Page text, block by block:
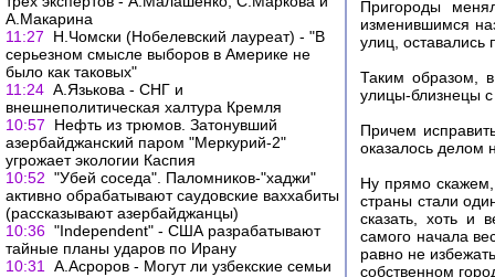
А.Макарина
11:27
Н.Чомски (Нобелевский лауреат) - "В
серьезном смысле выборов в Америке не
было как таковых"
11:24 А.Язькова - СНГ и
внешнеполитическая халтура Кремля
10:57
Нефть из трюмов. Затонувший
азербайджанский паром "Меркурий-2"
угрожает экологии Каспия
10:52 "Убей соседа". Паломников-"хаджи"
активно обрабатывают саудовские ваххабиты
(рассказывают азербайджанцы)
10:36 "Independent" - США разрабатывают
тайные планы ударов по Ирану
10:31
А.Асроров - Могут ли узбекские семьи
Пригороды
изменившимся
улиц, оставались
Таким образом,
улицы-близнецы
Причем
оказалось делом
Ну прямо скажем,
страны стали
сказать, хоть и
самого начала
равно не
собственном